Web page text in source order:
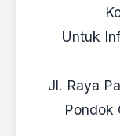
Untuk
Jl. Raya
Pondok